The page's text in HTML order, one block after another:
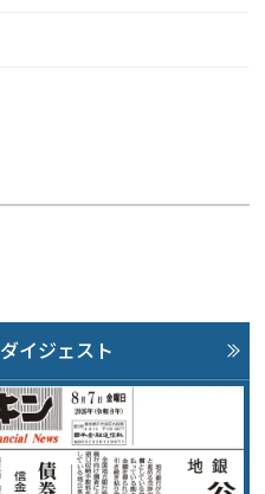
イジェスト